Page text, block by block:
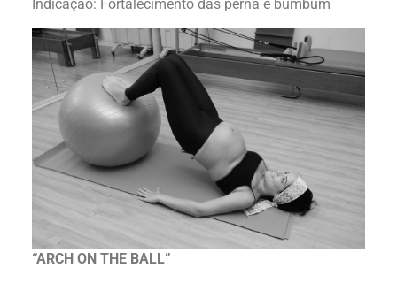
Indicação: Fortalecimento das perna e bumbum
“ARCH ON THE BALL”